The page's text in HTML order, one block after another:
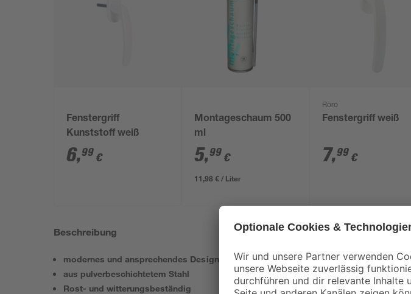
Fenstergriff
Kunststoff weiß
6,99 €
Montageschaum 500
ml
5,99 €
11,98 € / Liter
Roro
Fenstergriff weiß
7,99 €
Beschreibung
modernes und ansprechendes Design
aus pulverbeschichtetem Stahl
Rost- und witterungsbeständig